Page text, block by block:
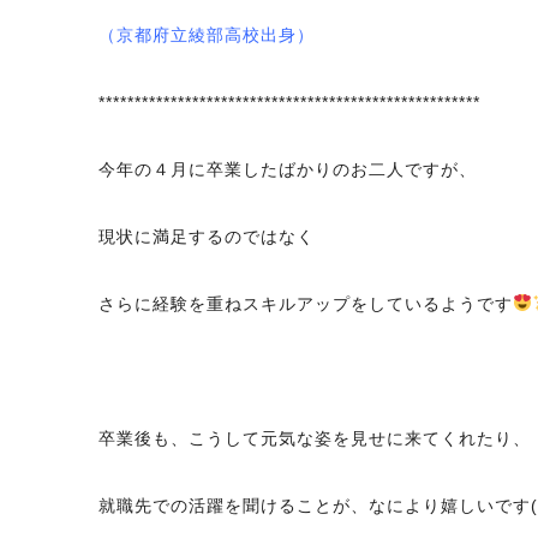
（京都府立綾部高校出身）
*****************************************************
今年の４月に卒業したばかりのお二人ですが、
現状に満足するのではなく
さらに経験を重ねスキルアップをしているようです
卒業後も、こうして元気な姿を見せに来てくれたり、
就職先での活躍を聞けることが、なにより嬉しいで